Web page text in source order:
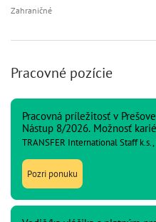
Zahraničné
Pracovné pozície
Pracovná príležitosť v
Nástup 8/2026. Možnosť
TRANSFER International Staff
Pozri ponuku